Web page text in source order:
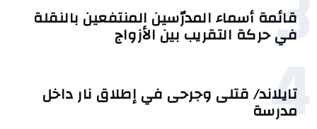
قائمة أسماء المدرّسين المنتفعين بالنقلة
في حركة التقريب بين الأزواج
4
تايلاند/ قتلى وجرحى في إطلاق نار داخل
مدرسة